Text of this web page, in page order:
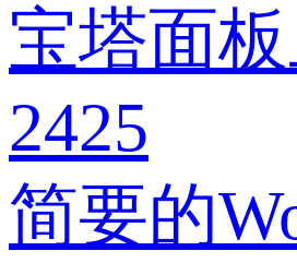
宝塔面
2425
简要的